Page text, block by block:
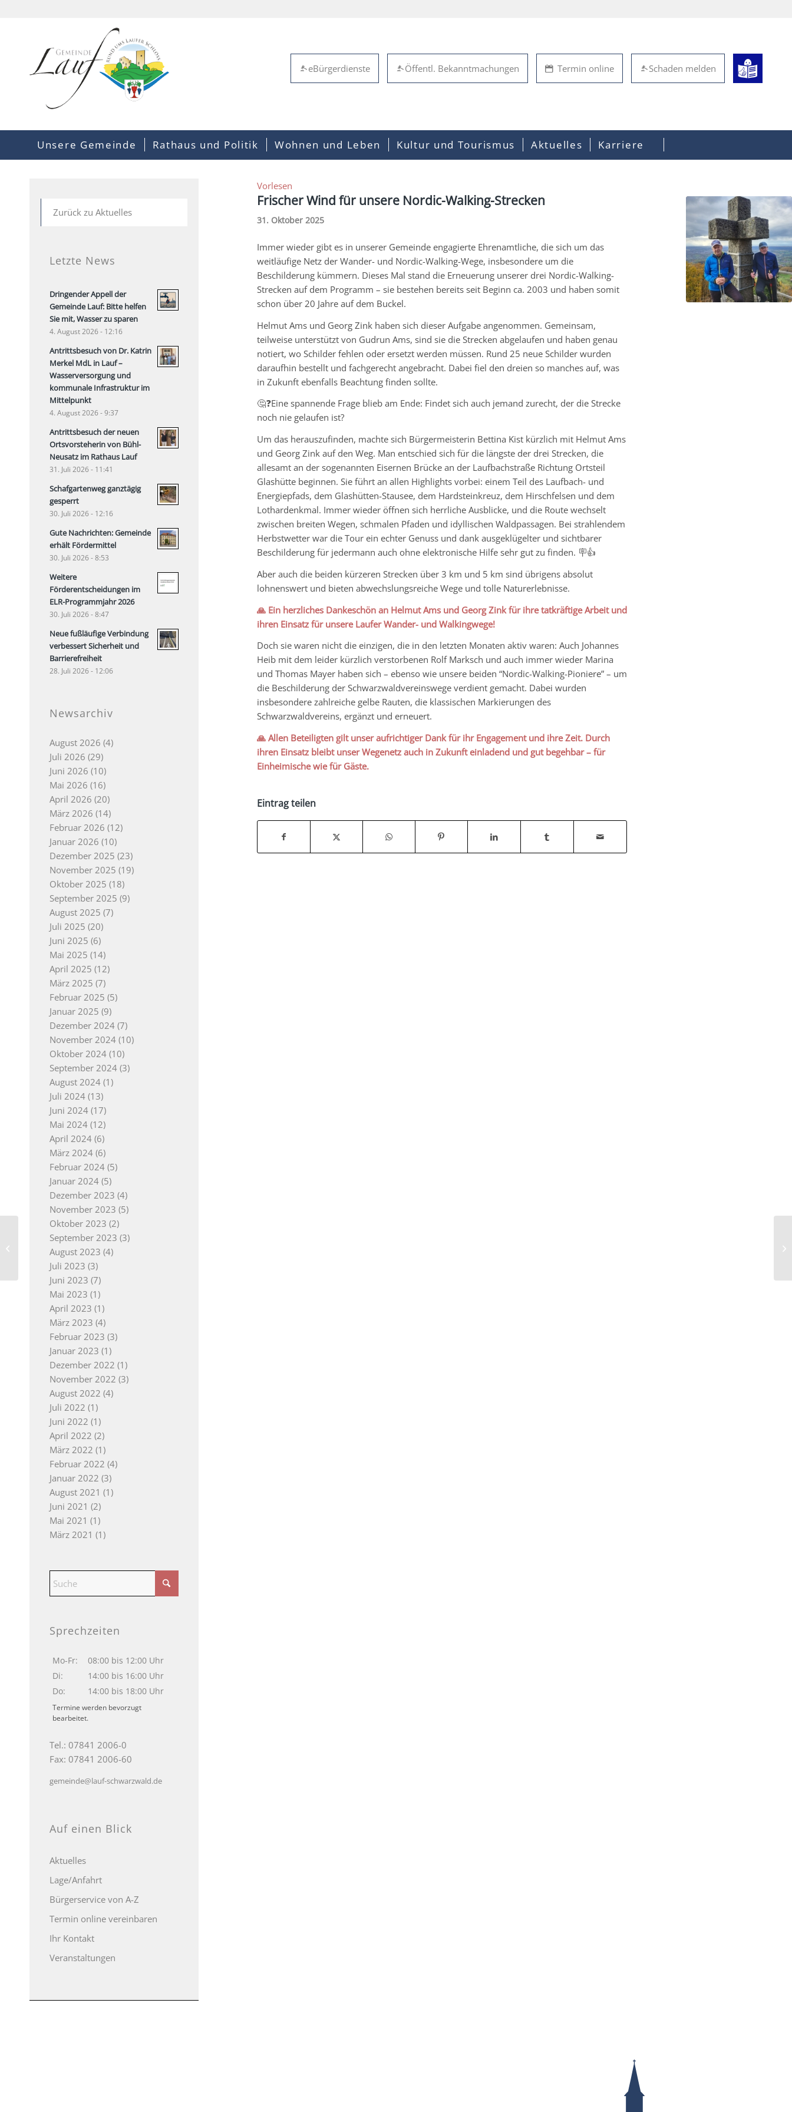
Schaden melden
Termin online
Öffentl. Bekanntmachungen
eBürgerdienste
Unsere Gemeinde Rathaus und Politik Wohnen und Leben Kultur und Tourismus Aktuelles Karriere
Vorlesen
Frischer Wind für unsere Nordic-Walking-Strecken
31. Oktober 2025
Immer wieder gibt es in unserer Gemeinde engagierte Ehrenamtliche, die sich um das
weitläufige Netz der Wander- und Nordic-Walking-Wege, insbesondere um die
Beschilderung kümmern. Dieses Mal stand die Erneuerung unserer drei Nordic-Walking-
Strecken auf dem Programm – sie bestehen bereits seit Beginn ca. 2003 und haben somit
schon über 20 Jahre auf dem Buckel.
Helmut Ams und Georg Zink haben sich dieser Aufgabe angenommen. Gemeinsam,
teilweise unterstützt von Gudrun Ams, sind sie die Strecken abgelaufen und haben genau
notiert, wo Schilder fehlen oder ersetzt werden müssen. Rund 25 neue Schilder wurden
daraufhin bestellt und fachgerecht angebracht. Dabei fiel den dreien so manches auf, was
in Zukunft ebenfalls Beachtung finden sollte.
🤔❓Eine spannende Frage blieb am Ende: Findet sich auch jemand zurecht, der die Strecke
noch nie gelaufen ist?
Um das herauszufinden, machte sich Bürgermeisterin Bettina Kist kürzlich mit Helmut Ams
und Georg Zink auf den Weg. Man entschied sich für die längste der drei Strecken, die
allesamt an der sogenannten Eisernen Brücke an der Laufbachstraße Richtung Ortsteil
Glashütte beginnen. Sie führt an allen Highlights vorbei: einem Teil des Laufbach- und
Energiepfads, dem Glashütten-Stausee, dem Hardsteinkreuz, dem Hirschfelsen und dem
Lothardenkmal. Immer wieder öffnen sich herrliche Ausblicke, und die Route wechselt
zwischen breiten Wegen, schmalen Pfaden und idyllischen Waldpassagen. Bei strahlendem
Herbstwetter war die Tour ein echter Genuss und dank ausgeklügelter und sichtbarer
Beschilderung für jedermann auch ohne elektronische Hilfe sehr gut zu finden. 🪧👍
Aber auch die beiden kürzeren Strecken über 3 km und 5 km sind übrigens absolut
lohnenswert und bieten abwechslungsreiche Wege und tolle Naturerlebnisse.
🙏 Ein herzliches Dankeschön an Helmut Ams und Georg Zink für ihre tatkräftige Arbeit und
ihren Einsatz für unsere Laufer Wander- und Walkingwege!
Doch sie waren nicht die einzigen, die in den letzten Monaten aktiv waren: Auch Johannes
Heib mit dem leider kürzlich verstorbenen Rolf Marksch und auch immer wieder Marina
und Thomas Mayer haben sich – ebenso wie unsere beiden “Nordic-Walking-Pioniere” – um
die Beschilderung der Schwarzwaldvereinswege verdient gemacht. Dabei wurden
insbesondere zahlreiche gelbe Rauten, die klassischen Markierungen des
Schwarzwaldvereins, ergänzt und erneuert.
🙏 Allen Beteiligten gilt unser aufrichtiger Dank für ihr Engagement und ihre Zeit. Durch
ihren Einsatz bleibt unser Wegenetz auch in Zukunft einladend und gut begehbar – für
Einheimische wie für Gäste.
Eintrag teilen
Zurück zu Aktuelles
Letzte News
Dringender Appell der
Gemeinde Lauf: Bitte helfen
Sie mit, Wasser zu sparen
4. August 2026 - 12:16
Antrittsbesuch von Dr. Katrin
Merkel MdL in Lauf –
Wasserversorgung und
kommunale Infrastruktur im
Mittelpunkt
4. August 2026 - 9:37
Antrittsbesuch der neuen
Ortsvorsteherin von Bühl-
Neusatz im Rathaus Lauf
31. Juli 2026 - 11:41
Schafgartenweg ganztägig
gesperrt
30. Juli 2026 - 12:16
Gute Nachrichten: Gemeinde
erhält Fördermittel
30. Juli 2026 - 8:53
Weitere
Förderentscheidungen im
ELR-Programmjahr 2026
30. Juli 2026 - 8:47
Neue fußläufige Verbindung
verbessert Sicherheit und
Barrierefreiheit
28. Juli 2026 - 12:06
Newsarchiv
August 2026 (4)
Juli 2026 (29)
Juni 2026 (10)
Mai 2026 (16)
April 2026 (20)
März 2026 (14)
Februar 2026 (12)
Januar 2026 (10)
Dezember 2025 (23)
November 2025 (19)
Oktober 2025 (18)
September 2025 (9)
August 2025 (7)
Juli 2025 (20)
Juni 2025 (6)
Mai 2025 (14)
April 2025 (12)
März 2025 (7)
Februar 2025 (5)
Januar 2025 (9)
Dezember 2024 (7)
November 2024 (10)
Oktober 2024 (10)
September 2024 (3)
August 2024 (1)
Juli 2024 (13)
Juni 2024 (17)
Mai 2024 (12)
April 2024 (6)
März 2024 (6)
Februar 2024 (5)
Januar 2024 (5)
Dezember 2023 (4)
November 2023 (5)
Oktober 2023 (2)
September 2023 (3)
August 2023 (4)
Juli 2023 (3)
Juni 2023 (7)
Mai 2023 (1)
April 2023 (1)
März 2023 (4)
Februar 2023 (3)
Januar 2023 (1)
Dezember 2022 (1)
November 2022 (3)
August 2022 (4)
Juli 2022 (1)
Juni 2022 (1)
April 2022 (2)
März 2022 (1)
Februar 2022 (4)
Januar 2022 (3)
August 2021 (1)
Juni 2021 (2)
Mai 2021 (1)
März 2021 (1)
Sprechzeiten
Mo-Fr:
08:00 bis 12:00 Uhr
Di:
14:00 bis 16:00 Uhr
Do:
14:00 bis 18:00 Uhr
Termine werden bevorzugt
bearbeitet.
Tel.: 07841 2006-0
Fax: 07841 2006-60
gemeinde@lauf-schwarzwald.de
Auf einen Blick
Aktuelles
Lage/Anfahrt
Bürgerservice von A-Z
Termin online vereinbaren
Ihr Kontakt
Veranstaltungen
Gutachterausschuss
stärkt Zusammenarbeit
in der nördlichen